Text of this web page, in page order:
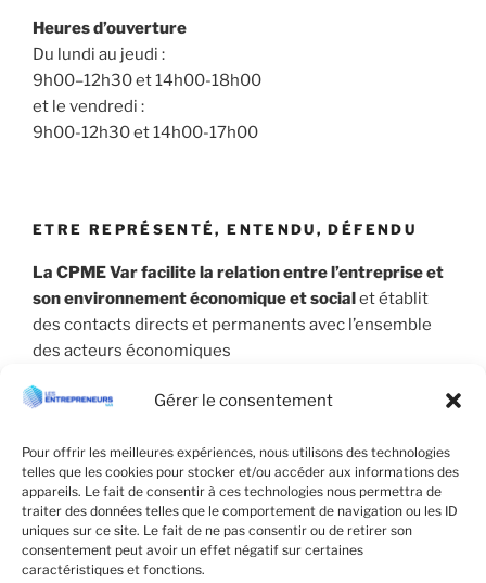
Gérer le consentement
Pour offrir les meilleures expériences, nous utilisons des technologies
telles que les cookies pour stocker et/ou accéder aux informations des
appareils. Le fait de consentir à ces technologies nous permettra de
traiter des données telles que le comportement de navigation ou les ID
uniques sur ce site. Le fait de ne pas consentir ou de retirer son
consentement peut avoir un effet négatif sur certaines
caractéristiques et fonctions.
Heures d’ouverture
Du lundi au jeudi :
9h00–12h30 et 14h00-18h00
et le vendredi :
9h00-12h30 et 14h00-17h00
ETRE REPRÉSENTÉ, ENTENDU, DÉFENDU
La CPME Var facilite la relation entre l’entreprise et
son environnement économique et socialet établit
des contacts directs et permanents avec l’ensemble
des acteurs économiques